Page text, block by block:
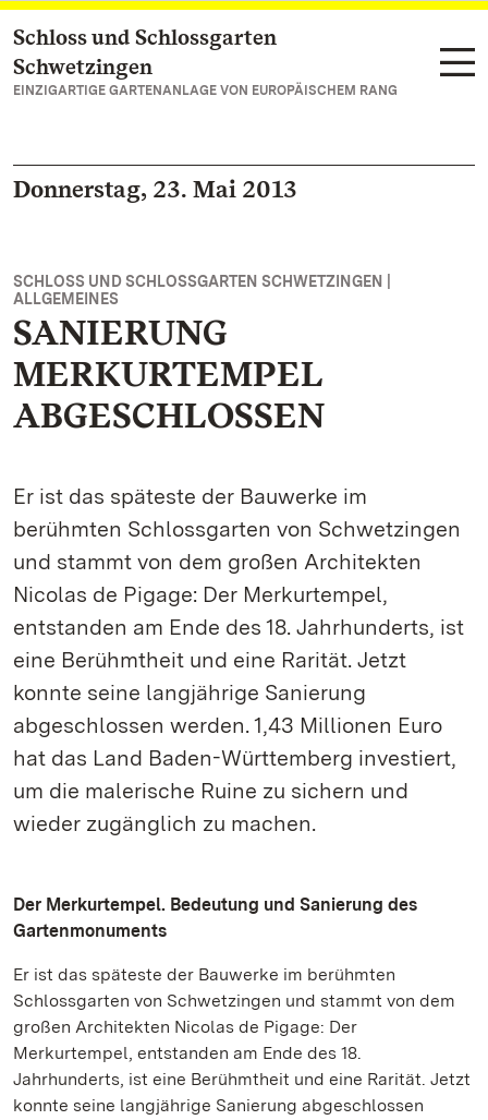
Zum Hauptinhalt springen
Schloss und Schlossgarten
Schwetzingen
EINZIGARTIGE GARTENANLAGE VON EUROPÄISCHEM RANG
Donnerstag, 23. Mai 2013
SCHLOSS UND SCHLOSSGARTEN SCHWETZINGEN |
ALLGEMEINES
SANIERUNG
MERKURTEMPEL
ABGESCHLOSSEN
Er ist das späteste der Bauwerke im
berühmten Schlossgarten von Schwetzingen
und stammt von dem großen Architekten
Nicolas de Pigage: Der Merkurtempel,
entstanden am Ende des 18. Jahrhunderts, ist
eine Berühmtheit und eine Rarität. Jetzt
konnte seine langjährige Sanierung
abgeschlossen werden. 1,43 Millionen Euro
hat das Land Baden-Württemberg investiert,
um die malerische Ruine zu sichern und
wieder zugänglich zu machen.
Der Merkurtempel. Bedeutung und Sanierung des
Gartenmonuments
Er ist das späteste der Bauwerke im berühmten
Schlossgarten von Schwetzingen und stammt von dem
großen Architekten Nicolas de Pigage: Der
Merkurtempel, entstanden am Ende des 18.
Jahrhunderts, ist eine Berühmtheit und eine Rarität. Jetzt
konnte seine langjährige Sanierung abgeschlossen